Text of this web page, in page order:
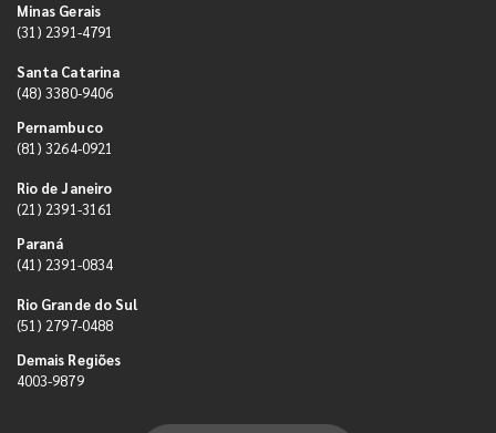
Minas Gerais
(31) 2391-4791
Santa Catarina
(48) 3380-9406
Pernambuco
(81) 3264-0921
Rio de Janeiro
(21) 2391-3161
Paraná
(41) 2391-0834
Rio Grande do Sul
(51) 2797-0488
Demais Regiões
4003-9879